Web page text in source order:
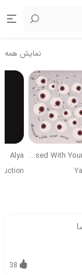
نمایش همه
Obsessed With Your Eyes
Alya
38